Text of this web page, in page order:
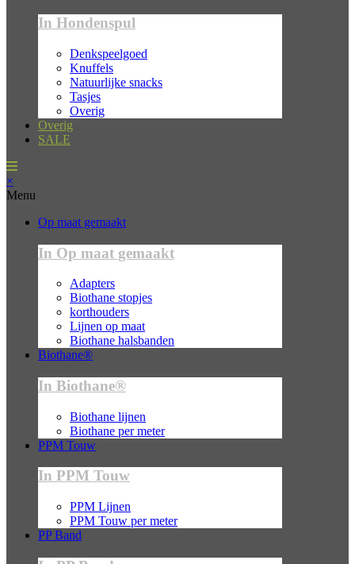
In Hondenspul
Denkspeelgoed
Knuffels
Natuurlijke snacks
Tasjes
Overig
Overig
SALE
×
Menu
Op maat gemaakt
In Op maat gemaakt
Adapters
Biothane stopjes
korthouders
Lijnen op maat
Biothane halsbanden
Biothane®
In Biothane®
Biothane lijnen
Biothane per meter
PPM Touw
In PPM Touw
PPM Lijnen
PPM Touw per meter
PP Band